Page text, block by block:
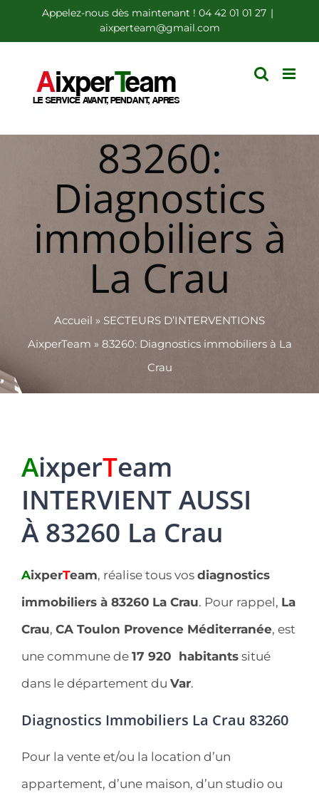
au
contenu
Appelez-nous dès maintenant ! 04 42 01 01 27 |
aixperteam@gmail.com
83260:
Diagnostics
immobiliers à
La Crau
Accueil » SECTEURS D’INTERVENTIONS
AixperTeam » 83260: Diagnostics immobiliers à La
Crau
AixperTeam
INTERVIENT AUSSI
À 83260 La Crau
AixperTeam, réalise tous vos diagnostics
immobiliers à 83260 La Crau. Pour rappel, La
Crau, CA Toulon Provence Méditerranée, est
une commune de 17 920 habitants situé
dans le département du Var.
Diagnostics Immobiliers La Crau 83260
Pour la vente et/ou la location d’un
appartement, d’une maison, d’un studio ou